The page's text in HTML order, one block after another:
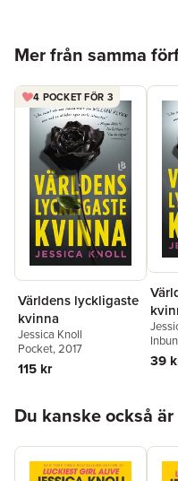
Mer från samma
4 POCKET FÖR 3
Världens lyckligaste
kvinna
Jessica Knoll
Pocket, 2017
115 kr 39
Du kanske också